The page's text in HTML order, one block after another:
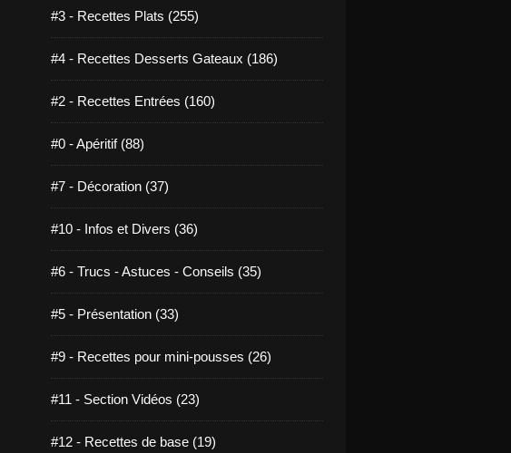
#3 - Recettes Plats (255)
#4 - Recettes Desserts Gateaux (186)
#2 - Recettes Entrées (160)
#0 - Apéritif (88)
#7 - Décoration (37)
#10 - Infos et Divers (36)
#6 - Trucs - Astuces - Conseils (35)
#5 - Présentation (33)
#9 - Recettes pour mini-pousses (26)
#11 - Section Vidéos (23)
#12 - Recettes de base (19)